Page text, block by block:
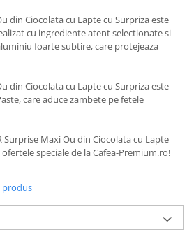
din Ciocolata cu Lapte cu Surpriza este
cu ingrediente atent selectionate si
foarte subtire, care protejeaza
din Ciocolata cu Lapte cu Surpriza este
care aduce zambete pe fetele
Surprise Maxi Ou din Ciocolata cu Lapte
speciale de la Cafea-Premium.ro!